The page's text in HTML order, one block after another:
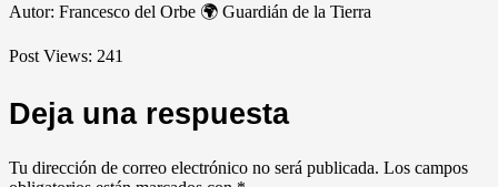
Autor: Francesco del Orbe 🌍 Guardián de la Tierra
Post Views: 241
Deja una respuesta
Tu dirección de correo electrónico no será publicada. Los campos